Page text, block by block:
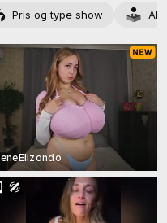
Pris og type show